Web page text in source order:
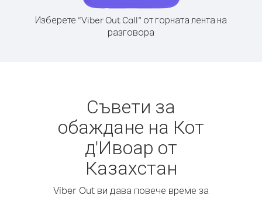
Изберете “Viber Out Call” от горната лента на
разговора
Съвети за
обаждане на Кот
д'Ивоар от
Казахстан
Viber Out ви дава повече време за